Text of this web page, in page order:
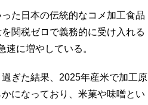
た日本の伝統的なコメ加工食品
関税ゼロで義務的に受け入れる
に増やしている。
ぎた結果、2025年産米で加工原
になっており、米菓や味噌とい